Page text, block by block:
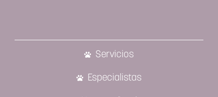
Servicios
Especialistas